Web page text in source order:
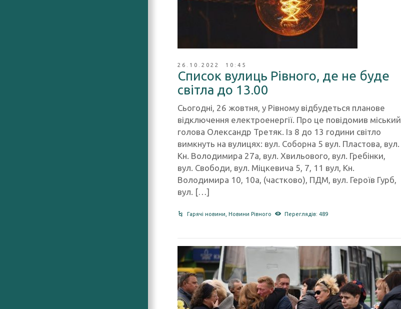
26.10.2022 10:45
Список вулиць Рівного, де не буде
світла до 13.00
Сьогодні, 26 жовтня, у Рівному відбудеться планове
відключення електроенергії. Про це повідомив міський
голова Олександр Третяк. Із 8 до 13 години світло
вимкнуть на вулицях: вул. Соборна 5 вул. Пластова, вул.
Кн. Володимира 27а, вул. Хвильового, вул. Гребінки,
вул. Свободи, вул. Міцкевича 5, 7, 11 вул, Кн.
Володимира 10, 10а, (частково), ПДМ, вул. Героїв Гурб,
вул. […]
Гарячі новини ,Новини Рівного Переглядів: 489